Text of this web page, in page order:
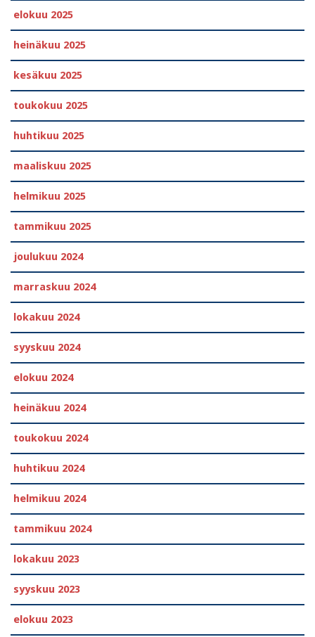
elokuu 2025
heinäkuu 2025
kesäkuu 2025
toukokuu 2025
huhtikuu 2025
maaliskuu 2025
helmikuu 2025
tammikuu 2025
joulukuu 2024
marraskuu 2024
lokakuu 2024
syyskuu 2024
elokuu 2024
heinäkuu 2024
toukokuu 2024
huhtikuu 2024
helmikuu 2024
tammikuu 2024
lokakuu 2023
syyskuu 2023
elokuu 2023